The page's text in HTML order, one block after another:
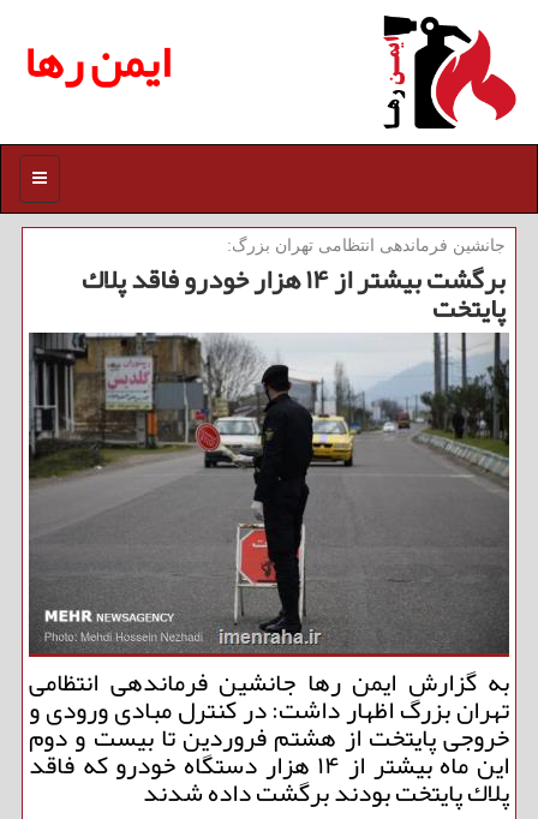
ایمن رها
منو
جانشین فرماندهی انتظامی تهران بزرگ:
برگشت بیشتر از ۱۴ هزار خودرو فاقد پلاك
پایتخت
به گزارش ایمن رها جانشین فرماندهی انتظامی
تهران بزرگ اظهار داشت: در كنترل مبادی ورودی و
خروجی پایتخت از هشتم فروردین تا بیست و دوم
این ماه بیشتر از ۱۴ هزار دستگاه خودرو كه فاقد
پلاك پایتخت بودند برگشت داده شدند